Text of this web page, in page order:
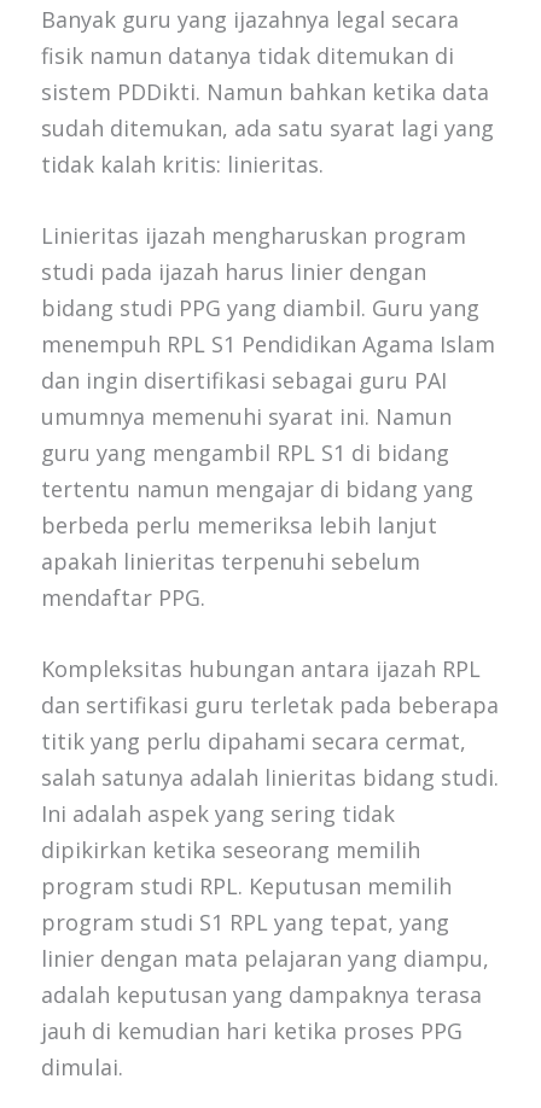
Banyak guru yang ijazahnya legal secara
fisik namun datanya tidak ditemukan di
sistem PDDikti. Namun bahkan ketika data
sudah ditemukan, ada satu syarat lagi yang
tidak kalah kritis: linieritas.
Linieritas ijazah mengharuskan program
studi pada ijazah harus linier dengan
bidang studi PPG yang diambil. Guru yang
menempuh RPL S1 Pendidikan Agama Islam
dan ingin disertifikasi sebagai guru PAI
umumnya memenuhi syarat ini. Namun
guru yang mengambil RPL S1 di bidang
tertentu namun mengajar di bidang yang
berbeda perlu memeriksa lebih lanjut
apakah linieritas terpenuhi sebelum
mendaftar PPG.
Kompleksitas hubungan antara ijazah RPL
dan sertifikasi guru terletak pada beberapa
titik yang perlu dipahami secara cermat,
salah satunya adalah linieritas bidang studi.
Ini adalah aspek yang sering tidak
dipikirkan ketika seseorang memilih
program studi RPL. Keputusan memilih
program studi S1 RPL yang tepat, yang
linier dengan mata pelajaran yang diampu,
adalah keputusan yang dampaknya terasa
jauh di kemudian hari ketika proses PPG
dimulai.